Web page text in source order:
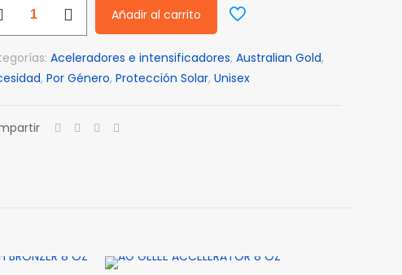
Añadir al carrito
Aceleradores e intensificadores, Australian Gold,
, Por Género, Protección Solar, Unisex